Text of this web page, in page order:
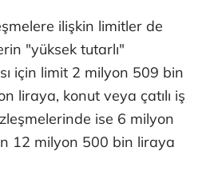
ilişkin limitler de
"yüksek tutarlı"
için limit 2 milyon 509 bin
liraya, konut veya çatılı iş
ise 6 milyon
12 milyon 500 bin liraya